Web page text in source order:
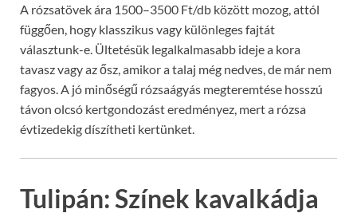
A rózsatövek ára 1500–3500 Ft/db között mozog, attól
függően, hogy klasszikus vagy különleges fajtát
választunk-e. Ültetésük legalkalmasabb ideje a kora
tavasz vagy az ősz, amikor a talaj még nedves, de már nem
fagyos. A jó minőségű rózsaágyás megteremtése hosszú
távon olcsó kertgondozást eredményez, mert a rózsa
évtizedekig díszítheti kertünket.
Tulipán: Színek kavalkádja